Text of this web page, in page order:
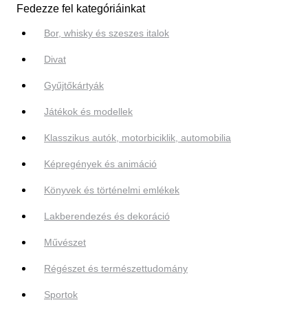
Fedezze fel kategóriáinkat
Bor, whisky és szeszes italok
Divat
Gyűjtőkártyák
Játékok és modellek
Klasszikus autók, motorbiciklik, automobilia
Képregények és animáció
Könyvek és történelmi emlékek
Lakberendezés és dekoráció
Művészet
Régészet és természettudomány
Sportok